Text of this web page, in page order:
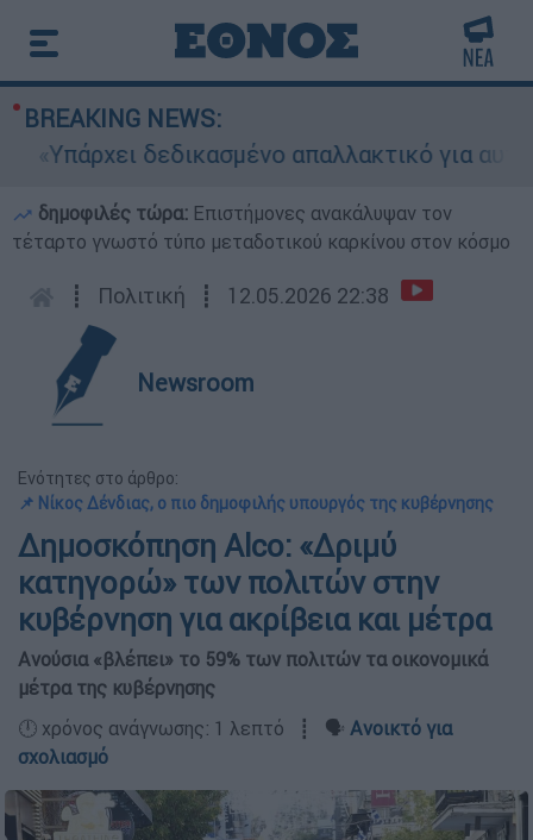
BREAKING NEWS:
δεδικασμένο απαλλακτικό για
δημοφιλές τώρα: Επιστήμονες ανακάλυψαν τον
τέταρτο γνωστό τύπο μεταδοτικού καρκίνου στον κόσμο
┋ Πολιτική ┋ 12.05.2026 22:38
Newsroom
Ενότητες στο άρθρο:
📌 Νίκος Δένδιας, ο πιο δημοφιλής υπουργός της κυβέρνησης
Δημοσκόπηση Alco: «Δριμύ
κατηγορώ» των πολιτών στην
κυβέρνηση για ακρίβεια και μέτρα
Ανούσια «βλέπει» το 59% των πολιτών τα οικονομικά
μέτρα της κυβέρνησης
🕛 χρόνος ανάγνωσης: 1 λεπτό ┋ 🗣️ Ανοικτό για
σχολιασμό